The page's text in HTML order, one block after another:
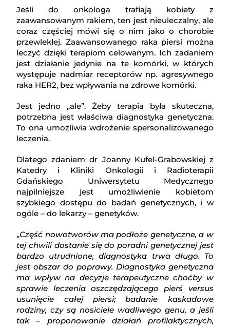
Jeśli do onkologa trafiają kobiety z
zaawansowanym rakiem, ten jest nieuleczalny, ale
coraz częściej mówi się o nim jako o chorobie
przewlekłej. Zaawansowanego raka piersi można
leczyć dzięki terapiom celowanym. Ich zadaniem
jest działanie jedynie na te komórki, w których
występuje nadmiar receptorów np. agresywnego
raka HER2, bez wpływania na zdrowe komórki.
Jest jedno „ale”. Żeby terapia była skuteczna,
potrzebna jest właściwa diagnostyka genetyczna.
To ona umożliwia wdrożenie spersonalizowanego
leczenia.
Dlatego zdaniem dr Joanny Kufel-Grabowskiej z
Katedry i Kliniki Onkologii i Radioterapii
Gdańskiego Uniwersytetu Medycznego
najpilniejsze jest umożliwienie kobietom
szybkiego dostępu do badań genetycznych, i w
ogóle – do lekarzy – genetyków.
„Część nowotworów ma podłoże genetyczne, a w
tej chwili dostanie się do poradni genetycznej jest
bardzo utrudnione, diagnostyka trwa długo. To
jest obszar do poprawy. Diagnostyka genetyczna
ma wpływ na decyzje terapeutyczne choćby w
sprawie leczenia oszczędzającego pierś versus
usunięcie całej piersi; badanie kaskadowe
rodziny, czy są nosiciele wadliwego genu, a jeśli
tak – proponowanie działań profilaktycznych,